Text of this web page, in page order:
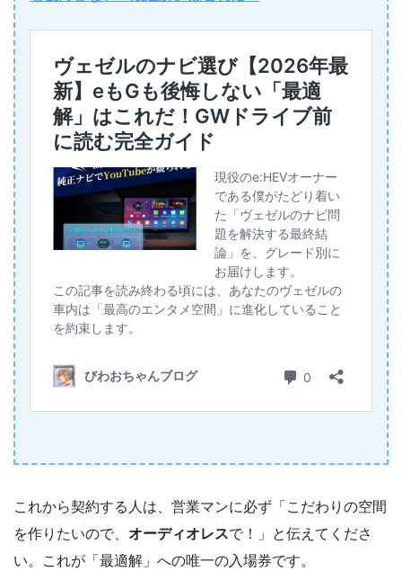
これから契約する人は、営業マンに必ず「こだわりの空間
を作りたいので、 オーディオレスで！」と伝えてくださ
い。これが「最適解」への唯一の入場券です。